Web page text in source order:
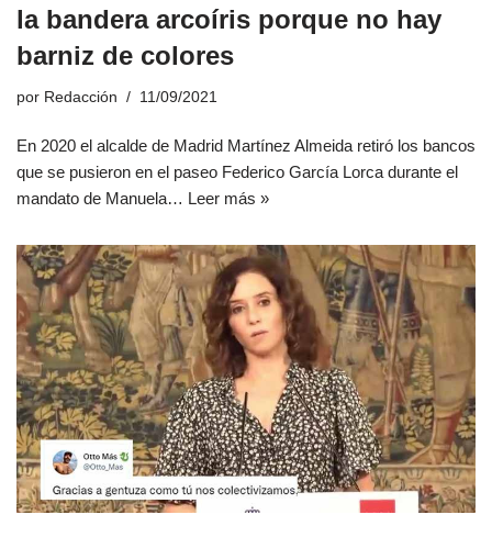
la bandera arcoíris porque no hay
barniz de colores
por Redacción 11/09/2021
En 2020 el alcalde de Madrid Martínez Almeida retiró los bancos
que se pusieron en el paseo Federico García Lorca durante el
mandato de Manuela… Leer más »